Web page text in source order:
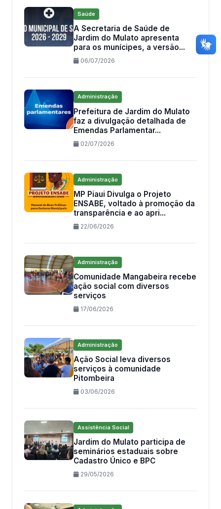
Saúde
A Secretaria de Saúde de
Jardim do Mulato apresenta
para os munícipes, a versão...
06/07/2026
Administração
Prefeitura de Jardim do Mulato
faz a divulgação detalhada de
Emendas Parlamentar...
02/07/2026
Administração
MP Piaui Divulga o Projeto
ENSABE, voltado à promoção da
transparência e ao apri...
22/06/2026
Administração
Comunidade Mangabeira recebe
ação social com diversos
serviços
17/06/2026
Administração
Ação Social leva diversos
serviços à comunidade
Pitombeira
03/06/2026
Assistência Social
Jardim do Mulato participa de
seminários estaduais sobre
Cadastro Único e BPC
29/05/2026